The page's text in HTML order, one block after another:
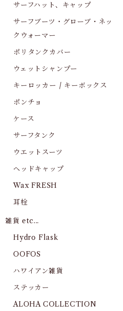
サーフハット、キャップ
サーフブーツ・グローブ・ネッ
クウォーマー
ポリタンクカバー
ウェットシャンプー
キーロッカー / キーボックス
ポンチョ
ケース
サーフタンク
ウエットスーツ
ヘッドキャップ
Wax FRESH
耳栓
雑貨 etc...
Hydro Flask
OOFOS
ハワイアン雑貨
ステッカー
ALOHA COLLECTION